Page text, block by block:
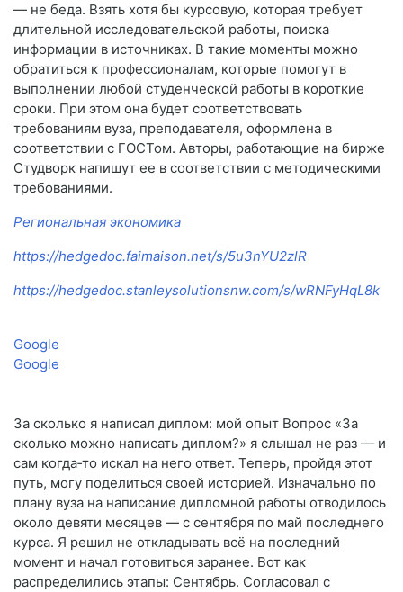
— не беда. Взять хотя бы курсовую, которая требует
длительной исследовательской работы, поиска
информации в источниках. В такие моменты можно
обратиться к профессионалам, которые помогут в
выполнении любой студенческой работы в короткие
сроки. При этом она будет соответствовать
требованиям вуза, преподавателя, оформлена в
соответствии с ГОСТом. Авторы, работающие на бирже
Студворк напишут ее в соответствии с методическими
требованиями.
Региональная экономика
https://hedgedoc.faimaison.net/s/5u3nYU2zlR
https://hedgedoc.stanleysolutionsnw.com/s/wRNFyHqL8k
Google
Google
За сколько я написал диплом: мой опыт Вопрос «За
сколько можно написать диплом?» я слышал не раз — и
сам когда‑то искал на него ответ. Теперь, пройдя этот
путь, могу поделиться своей историей. Изначально по
плану вуза на написание дипломной работы отводилось
около девяти месяцев — с сентября по май последнего
курса. Я решил не откладывать всё на последний
момент и начал готовиться заранее. Вот как
распределились этапы: Сентябрь. Согласовал с